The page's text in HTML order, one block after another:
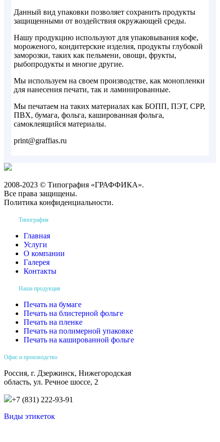
Данный вид упаковки позволяет сохранить продукты
защищенными от воздействия окружающей среды.
Нашу продукцию используют для упаковывания кофе,
мороженого, кондитерские изделия, продукты глубокой
заморозки, таких как пельмени, овощи, фрукты,
рыбопродукты и многие другие.
Мы используем на своем производстве, как монопленки
для нанесения печати, так и ламинированные.
Мы печатаем на таких материалах как БОПП, ПЭТ, CPP,
ПВХ, бумага, фольга, кашированная фольга,
самоклеящийся материалы.
print@graffias.ru
2008-2023 © Типография «ГРАФФИКА».
Все права защищены.
Политика конфиденциальности.
Типография
Главная
Услуги
О компании
Галерея
Контакты
Наша продукция
Печать на бумаге
Печать на блистерной фольге
Печать на пленке
Печать на полимерной упаковке
Печать на кашированной фольге
Офис и производство
Россия, г. Дзержинск, Нижегородская
область, ул. Речное шоссе, 2
+7 (831) 222-93-91
Виды этикеток